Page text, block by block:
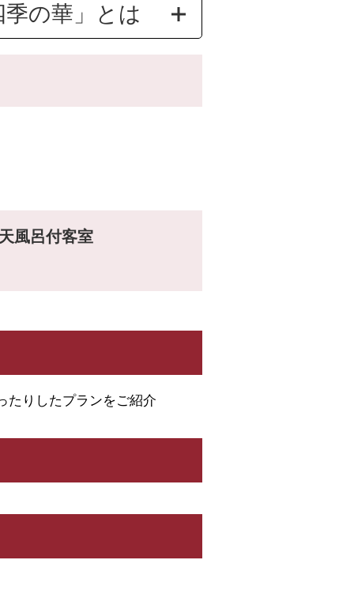
の華」とは
るご挨拶
内
風呂付客室
たりしたプランをご紹介